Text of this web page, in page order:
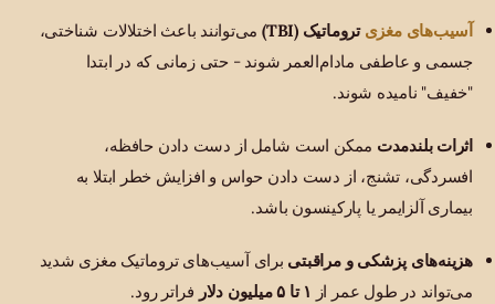
آسیب‌های مغزی تروماتیک (TBI)
می‌توانند باعث اختلالات شناختی،
جسمی و عاطفی مادام‌العمر شوند - حتی زمانی که در ابتدا
"خفیف" نامیده شوند.
اثرات بلندمدت ممکن است شامل از دست دادن حافظه،
افسردگی، تشنج، از دست دادن حواس و افزایش خطر ابتلا به
بیماری آلزایمر یا پارکینسون باشد.
هزینه‌های پزشکی و مراقبتی برای آسیب‌های تروماتیک مغزی شدید
می‌تواند در طول عمر از ۱ تا ۵ میلیون دلار فراتر رود.